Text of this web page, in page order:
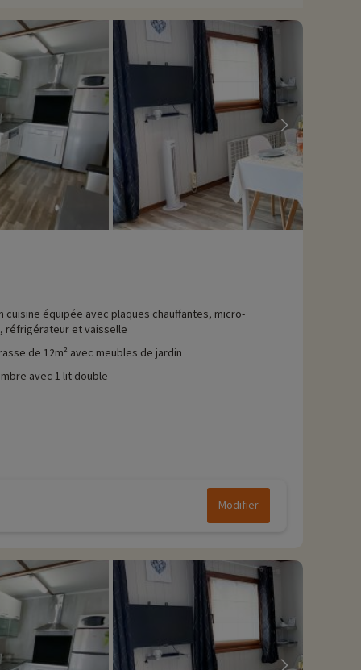
cuisine équipée avec plaques chauffantes, micro-
réfrigérateur et vaisselle
de 12m² avec meubles de jardin
avec 1 lit double
Modifier